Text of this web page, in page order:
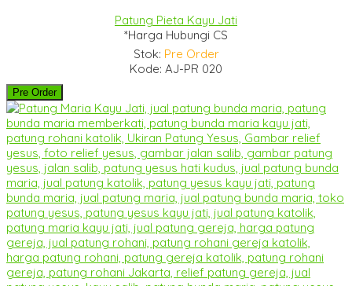
Patung Pieta Kayu Jati
*Harga Hubungi CS
Stok: Pre Order
Kode: AJ-PR 020
Pre Order